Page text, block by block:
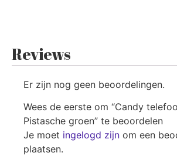
Reviews
Er zijn nog geen beoordelingen.
Wees de eerste om “Candy
Pistasche groen” te beoordelen
Je moet ingelogd zijn om een
plaatsen.